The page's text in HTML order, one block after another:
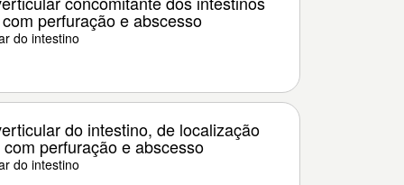
perfuração e abscesso
do intestino
do intestino, de localização
perfuração e abscesso
do intestino